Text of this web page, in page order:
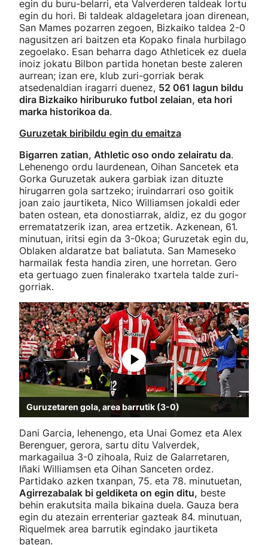
egin du buru-belarri, eta Valverderen taldeak lortu
egin du hori. Bi taldeak aldageletara joan direnean,
San Mames pozarren zegoen, Bizkaiko taldea 2-0
nagusitzen ari baitzen eta Kopako finala hurbilago
zegoelako. Esan beharra dago Athleticek ez duela
inoiz jokatu Bilbon partida honetan beste zaleren
aurrean; izan ere, klub zuri-gorriak berak
atsedenaldian iragarri duenez, 52 061 lagun bildu
dira Bizkaiko hiriburuko futbol zelaian, eta hori
marka historikoa da.
Guruzetak biribildu egin du emaitza
Bigarren zatian, Athletic oso ondo zelairatu da.
Lehenengo ordu laurdenean, Oihan Sancetek eta
Gorka Guruzetak aukera garbiak izan dituzte
hirugarren gola sartzeko; iruindarrari oso goitik
joan zaio jaurtiketa, Nico Williamsen jokaldi eder
baten ostean, eta donostiarrak, aldiz, ez du gogor
errematatzerik izan, area ertzetik. Azkenean, 61.
minutuan, iritsi egin da 3-0koa; Guruzetak egin du,
Oblaken aldaratze bat baliatuta. San Mameseko
harmailak festa handia ziren, une horretan. Gero
eta gertuago zuen finalerako txartela talde zuri-
gorriak.
Guruzetaren gola, area barrutik (3-0)
Dani Garcia, lehenengo, eta Unai Gomez eta Alex
Berenguer, gerora, sartu ditu Valverdek,
markagailua 3-0 zihoala, Ruiz de Galarretaren,
Iñaki Williamsen eta Oihan Sanceten ordez.
Partidako azken txanpan, 75. eta 78. minutuetan,
Agirrezabalak bi geldiketa on egin ditu, beste
behin erakutsita maila bikaina duela. Gauza bera
egin du atezain errenteriar gazteak 84. minutuan,
Riquelmek area barrutik egindako jaurtiketa
batean.